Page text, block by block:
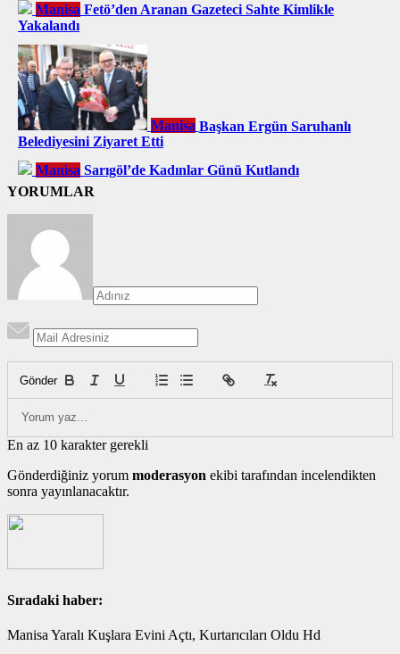
Manisa Fetö’den Aranan Gazeteci Sahte Kimlikle
Yakalandı
Manisa Başkan Ergün Saruhanlı
Belediyesini Ziyaret Etti
Manisa Sarıgöl’de Kadınlar Günü Kutlandı
YORUMLAR
Gönder
En az 10 karakter gerekli
Gönderdiğiniz yorum moderasyon ekibi tarafından incelendikten
sonra yayınlanacaktır.
Sıradaki haber:
Manisa Yaralı Kuşlara Evini Açtı, Kurtarıcıları Oldu Hd